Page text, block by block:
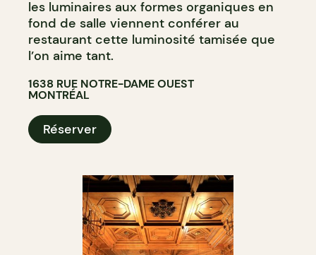
les luminaires aux formes organiques en
fond de salle viennent conférer au
restaurant cette luminosité tamisée que
l’on aime tant.
1638 RUE NOTRE-DAME OUEST
MONTRÉAL
Réserver